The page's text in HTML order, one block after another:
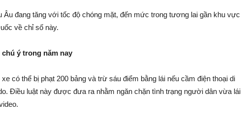
Âu đang tăng với tốc độ chóng mặt, đến mức trong tương lai gần khu vực
về chỉ số này.
ý trong năm nay
có thể bị phạt 200 bảng và trừ sáu điểm bằng lái nếu cầm điện thoại di
Điều luật này được đưa ra nhằm ngăn chặn tình trạng người dân vừa lái